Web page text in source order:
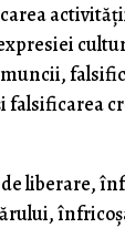
falsificarea
liberare,